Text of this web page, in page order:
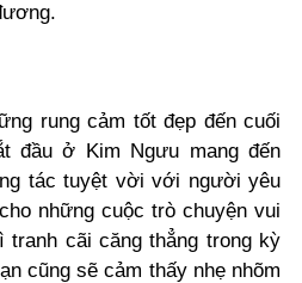
rung cảm tốt đẹp đến cuối
đầu ở Kim Ngưu mang đến
tác tuyệt vời với người yêu
những cuộc trò chuyện vui
cãi căng thẳng trong kỳ
cũng sẽ cảm thấy nhẹ nhõm